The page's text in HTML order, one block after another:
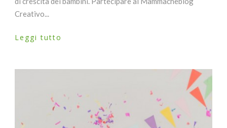
Creativo...
Leggi tutto